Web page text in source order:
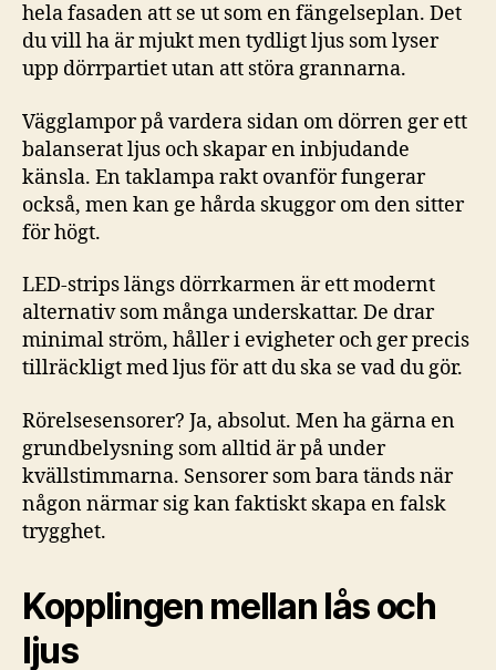
hela fasaden att se ut som en fängelseplan. Det
du vill ha är mjukt men tydligt ljus som lyser
upp dörrpartiet utan att störa grannarna.
Vägglampor på vardera sidan om dörren ger ett
balanserat ljus och skapar en inbjudande
känsla. En taklampa rakt ovanför fungerar
också, men kan ge hårda skuggor om den sitter
för högt.
LED-strips längs dörrkarmen är ett modernt
alternativ som många underskattar. De drar
minimal ström, håller i evigheter och ger precis
tillräckligt med ljus för att du ska se vad du gör.
Rörelsesensorer? Ja, absolut. Men ha gärna en
grundbelysning som alltid är på under
kvällstimmarna. Sensorer som bara tänds när
någon närmar sig kan faktiskt skapa en falsk
trygghet.
Kopplingen mellan lås och
ljus